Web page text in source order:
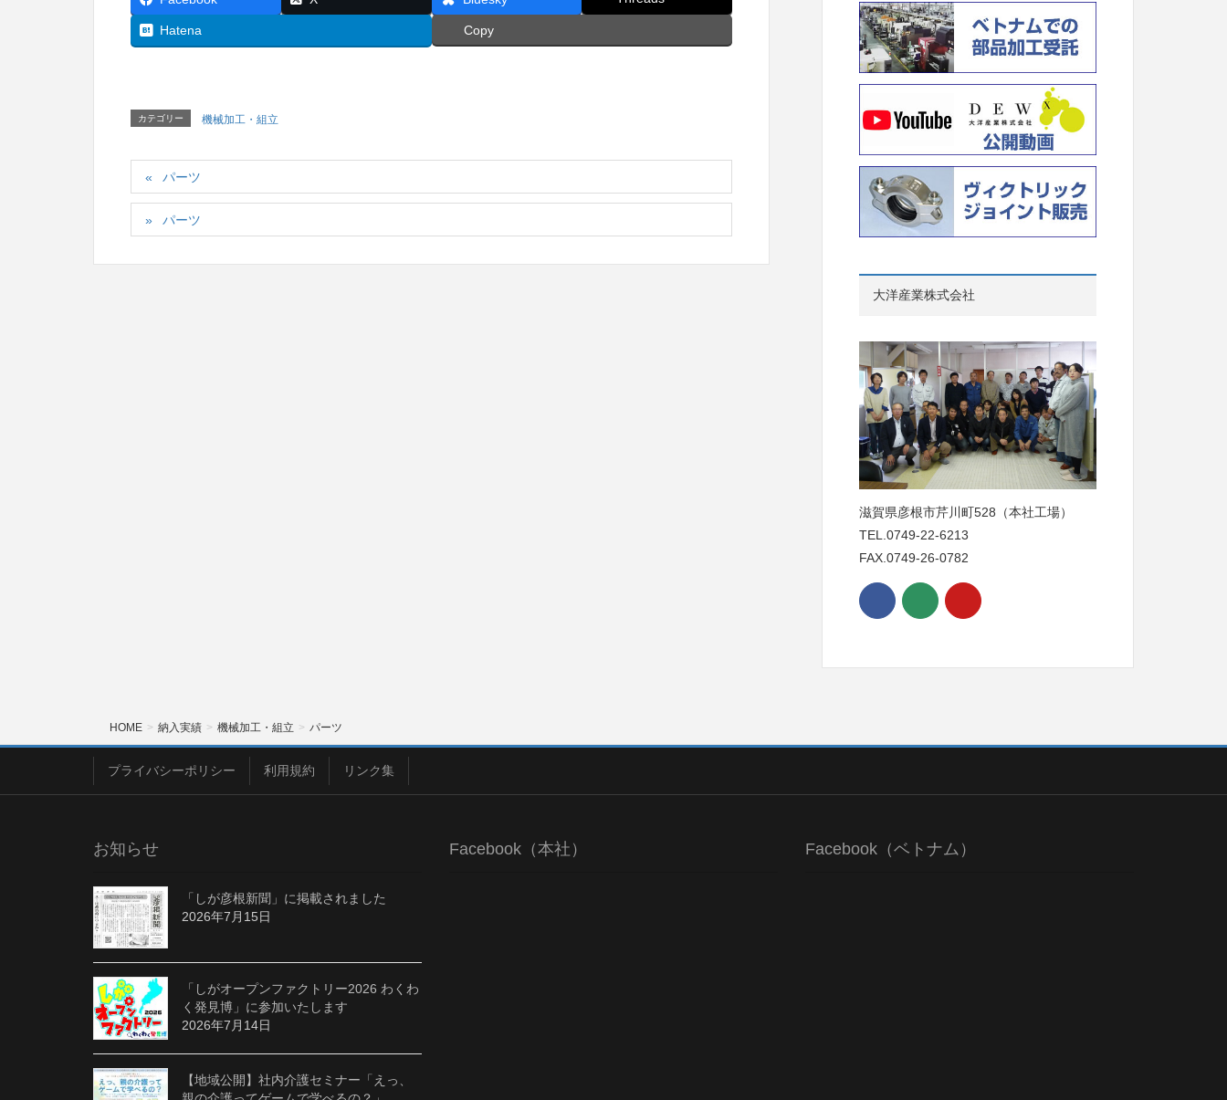
Hatena Copy
カテゴリー 機械加工・組立
パーツ
パーツ
大洋産業株式会社
滋賀県彦根市芹川町528（本社工場）
TEL.0749-22-6213
FAX.0749-26-0782
HOME 納入実績 機械加工・組立 パーツ
プライバシーポリシー 利用規約 リンク集
お知らせ
「しが彦根新聞」に掲載されました
2026年7月15日
「しがオープンファクトリー2026 わくわ
く発見博」に参加いたします
2026年7月14日
【地域公開】社内介護セミナー「えっ、
Facebook（本社） Facebook（ベトナム）